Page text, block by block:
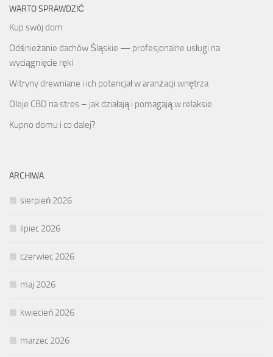
WARTO SPRAWDZIĆ
Kup swój dom
Odśnieżanie dachów Śląskie — profesjonalne usługi na
wyciągnięcie ręki
Witryny drewniane i ich potencjał w aranżacji wnętrza
Oleje CBD na stres – jak działają i pomagają w relaksie
Kupno domu i co dalej?
ARCHIWA
sierpień 2026
lipiec 2026
czerwiec 2026
maj 2026
kwiecień 2026
marzec 2026